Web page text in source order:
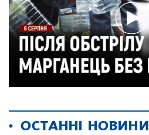
ОСТАННІ НОВИНИ